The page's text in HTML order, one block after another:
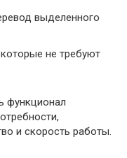
выделенного
не требуют
функционал
и скорость работы.